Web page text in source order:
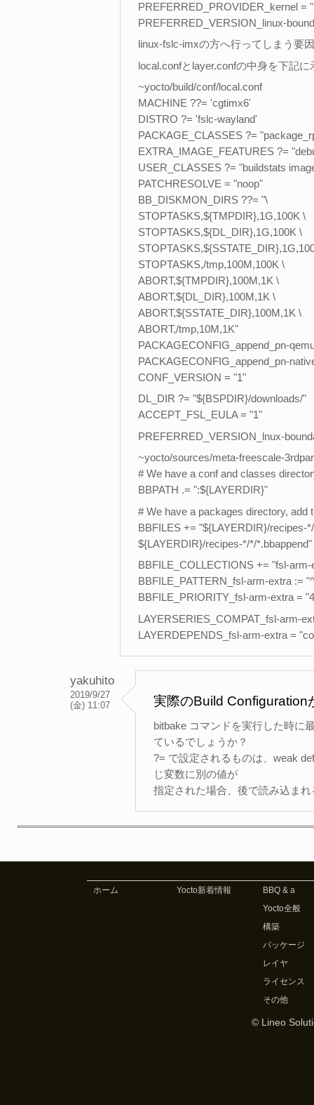
PREFERRED_PROVIDER_kernel =
PREFERRED_VERSION_linux-
linux-fslc-imxの方へ行ってしまう要
local.confとlayer.confの中身を下記に
~yocto/build/conf/local.conf
MACHINE ??= 'cgtimx6'
DISTRO ?= 'fslc-wayland'
PACKAGE_CLASSES ?=
EXTRA_IMAGE_FEATURES ?=
USER_CLASSES ?= "buildstats
PATCHRESOLVE = "noop"
BB_DISKMON_DIRS ??= "\
STOPTASKS,${TMPDIR},1G,100K \
STOPTASKS,${DL_DIR},1G,100K \
STOPTASKS,/tmp,100M,100K \
ABORT,${TMPDIR},100M,1K \
ABORT,${DL_DIR},100M,1K \
ABORT,${SSTATE_DIR},100M,1K \
ABORT,/tmp,10M,1K"
PACKAGECONFIG_append_pn-
PACKAGECONFIG_append_pn-
CONF_VERSION = "1"
DL_DIR ?= "${BSPDIR}/downloads/"
ACCEPT_FSL_EULA = "1"
PREFERRED_VERSION_lnux-
~yocto/sources/meta-freescale-
# We have a conf and classes
BBPATH .= ":${LAYERDIR}"
# We have a packages directory, add
BBFILES += "${LAYERDIR}/recipes-
${LAYERDIR}/recipes-*/*/*.bbappend"
BBFILE_COLLECTIONS += "fsl-arm-
BBFILE_PATTERN_fsl-arm-extra :=
BBFILE_PRIORITY_fsl-arm-extra =
LAYERSERIES_COMPAT_fsl-arm-
LAYERDEPENDS_fsl-arm-extra =
yakuhito
2019/9/27
(金) 11:07
実際のBuild Configuration
bitbake コマンドを実行した時に
ているでしょうか？
?= で設定されるものは、weak
じ変数に別の値が
指定された場合、後で読み込ま
ホーム Yocto新着情報
BBQ & a
Yocto全般
構築
パッケージ
レイヤ
ライセンス
その他
© Lineo